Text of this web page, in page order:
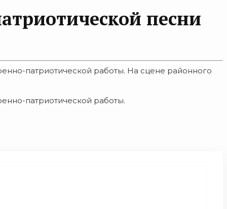
песни
патриотической работы. На сцене районного
патриотической работы.